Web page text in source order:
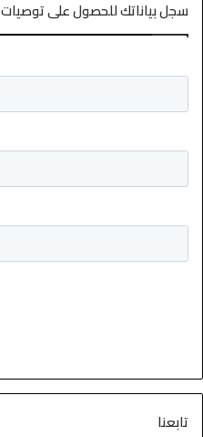
سجل بياناتك للحصول على توصيات
تابعنا